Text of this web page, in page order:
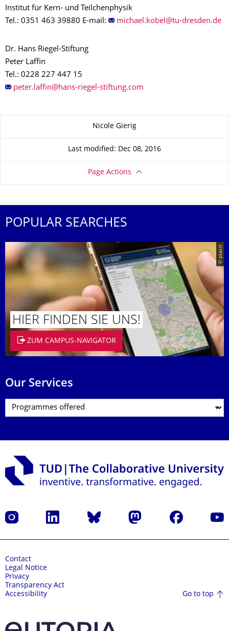
Institut für Kern- und Teilchenphysik
Tel.: 0351 463 39880 E-mail:
Dr. Hans Riegel-Stiftung
Peter Laffin
Tel.: 0228 227 447 15
Nicole Gierig
Last modified: Dec 08, 2016
Page Actions
POPULAR SEARCHES
© placit
HIER FINDEN SIE UNS!
ZUM CAMPUS-NAVIGATOR
Our Services
Instagram LinkedIn Bluesky Mastodon Facebook
Contact
Legal Notice
Privacy
Transparency Act
Accessibility
Go to top